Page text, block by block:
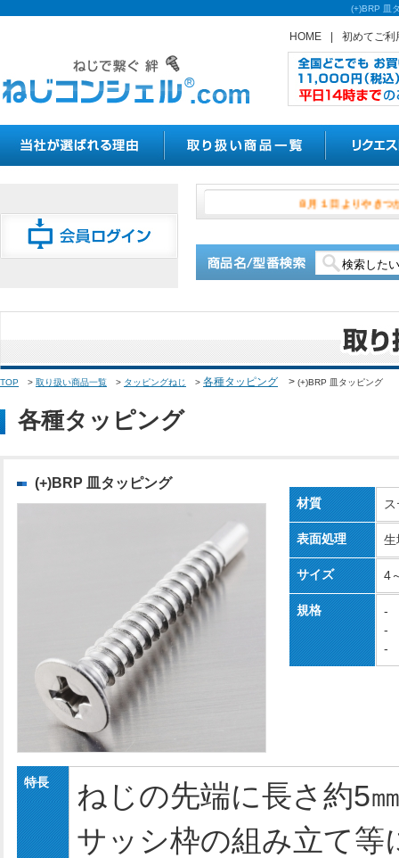
(+)BRP 皿
HOME 初めてご利
８月１日
TOP > 取り扱い商品一覧 > タッピングねじ > 各種タッピング > (+)BRP 皿タッピング
各種タッピング
(+)BRP 皿タッピング
材質
表面処理 生
サイズ 4
規格
-
-
-
特長
ねじの先端に長さ約5
サッシ枠の組み立て